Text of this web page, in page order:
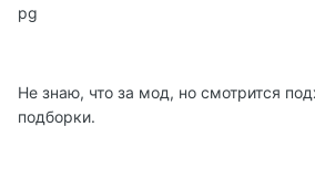
pg
Не знаю, что за мод, но смотрится
подборки.